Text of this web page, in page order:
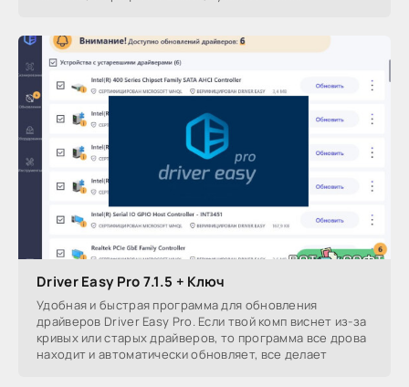
Driver Easy Pro 7.1.5 + Ключ
Удобная и быстрая программа для обновления
драйверов Driver Easy Pro. Если твой комп виснет из-за
кривых или старых драйверов, то программа все дрова
находит и автоматически обновляет, все делает